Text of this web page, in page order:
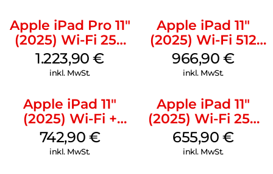
Apple iPad Pro 11″
(2025) Wi-Fi 256
GB Standardglas
Space Schwarz
1.223,90€
inkl. MwSt.
Apple iPad 11″
(2025) Wi-Fi 512
GB Gelb
966,90€
inkl. MwSt.
Apple iPad 11″
(2025) Wi-Fi +
Cellular 128 GB
Silber
742,90 €
inkl. MwSt.
Apple iPad 11″
(2025) Wi-Fi 256
GB Silber
655,90€
inkl. MwSt.